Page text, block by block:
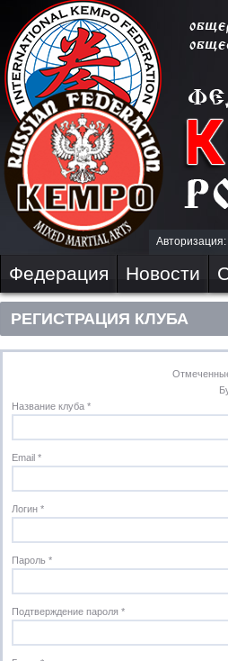
Авторизация:
Федерация Новости
РЕГИСТРАЦИЯ КЛУБА
Название клуба *
Email *
Логин *
Пароль *
Подтверждение пароля *